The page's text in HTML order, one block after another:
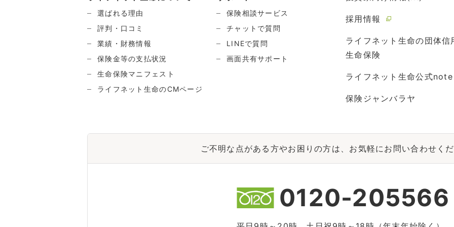
選ばれる理由
評判・口コミ
業績・財務情報
保険金等の支払状況
生命保険マニフェスト
ライフネット生命のCMページ
保険相談サービス
チャットで質問
LINEで質問
画面共有サポート
採用情報
ライフネット生命の団体信
生命保険
ライフネット生命公式note
保険ジャンバラヤ
ご不明な点がある方やお困りの方は、お気軽にお問い合わせくだ
0120-205566